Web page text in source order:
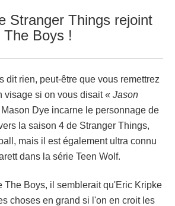
Stranger Things rejoint
Boys !
dit rien, peut-être que vous remettrez
visage si on vous disait « Jason
Dye incarne le personnage de
la saison 4 de Stranger Things,
mais il est également ultra connu
dans la série Teen Wolf.
The Boys, il semblerait qu'Eric Kripke
choses en grand si l'on en croit les